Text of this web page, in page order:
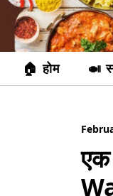
🏠 होम 🍛
एक